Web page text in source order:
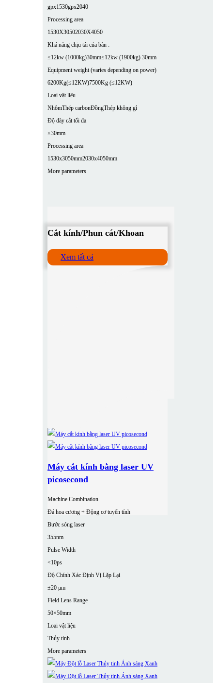
gpx1530gpx2040
Processing area
1530X30502030X4050
Khả năng chịu tải của bàn :
≤12kw (1000kg)30mm≤12kw (1900kg) 30mm
Equipment weight (varies depending on power)
6200Kg(≤12KW)7500Kg (≤12KW)
Loại vật liệu
NhômThép carbonĐồngThép không gỉ
Độ dày cắt tối đa
≤30mm
Processing area
1530x3050mm2030x4050mm
More parameters
Cắt kính/Phun cát/Khoan
Xem tất cả
Máy cắt kính bằng laser UV
picosecond
Machine Combination
Đá hoa cương + Động cơ tuyến tính
Bước sóng laser
355nm
Pulse Width
<10ps
Độ Chính Xác Định Vị Lặp Lại
±20 μm
Field Lens Range
50×50mm
Loại vật liệu
Thủy tinh
More parameters